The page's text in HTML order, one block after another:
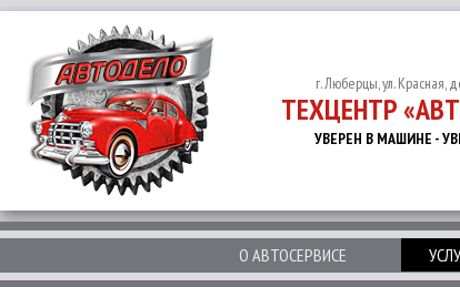
г. Люберцы, ул. Красная,
ТЕХЦЕНТР
УВЕРЕН В МАШИНЕ -
О АВТОСЕРВИСЕ